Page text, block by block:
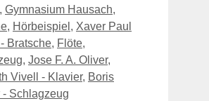
, Gymnasium Hausach,
, Hörbeispiel , Xaver Paul
Bratsche, Flöte,
, Jose F. A. Oliver,
Vivell - Klavier, Boris
- Schlagzeug